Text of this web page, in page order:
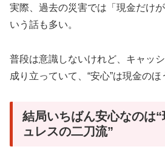
実際、過去の災害では「現金だけ
いう話も多い。
普段は意識しないけれど、キャッ
成り立っていて、“安心”は現金のほ
結局いちばん安心なのは
ュレスの二刀流”